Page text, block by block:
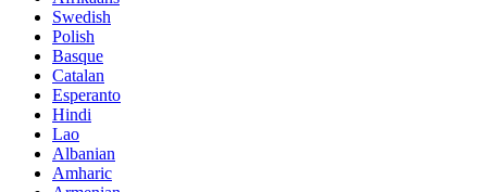
Swedish
Polish
Basque
Catalan
Esperanto
Hindi
Lao
Albanian
Amharic